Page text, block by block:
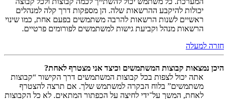
יכולות להיקבע ההרשאות שלה. הן מספקות דרך קלה למנהלים
ראשיים לשנות הרשאות להרבה משתמשים בפעם אחת, כמו שינוי
הרשאות מנהל וקביעת גישות למשתמשים לפורומים פרטיים.
חזרה למעלה
היכן נמצאות קבוצות המשתמשים וכיצד אני מצטרף לאחת?
אתה יכול לצפות בכל קבוצות המשתמשים דרך הקישור “קבוצות
משתמשים” בלוח הבקרה למשתמש שלך. אם תרצה להצטרף
לאחת, המשך על־ידי לחיצה על הכפתור המתאים. לא כל הקבוצות